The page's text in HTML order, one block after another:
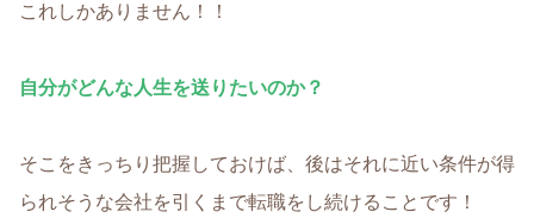
これしかありません！！
自分がどんな人生を送りたいのか？
そこをきっちり把握しておけば、後はそれに近い条件が得
られそうな会社を引くまで転職をし続けることです！